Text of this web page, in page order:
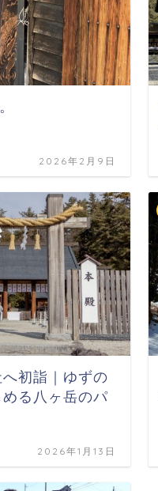
2026年2月9日
へ初詣｜ゆずの
る八ヶ岳のパ
2026年1月13日